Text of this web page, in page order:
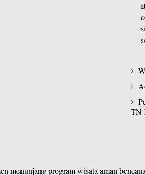
TN
menunjang program wisata aman